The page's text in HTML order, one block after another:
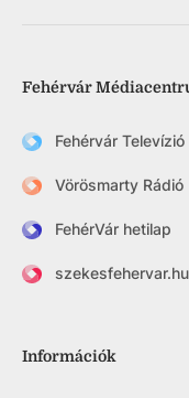
Fehérvár
Fehérvár Televízió
Vörösmarty Rádió
FehérVár hetilap
szekesfehervar.hu
Információk